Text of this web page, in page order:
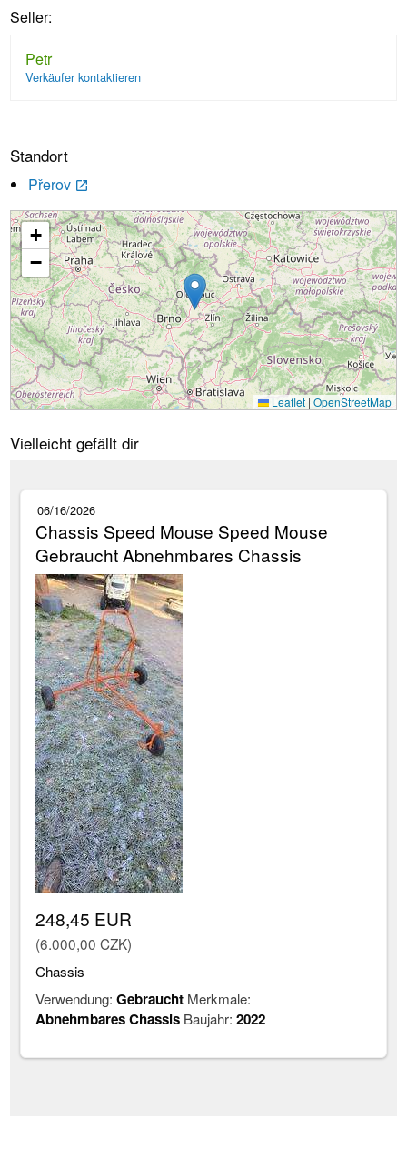
Seller:
Petr
Verkäufer kontaktieren
Standort
Přerov launch
Wird geladen...
+
−
Leaflet | OpenStreetMap
Vielleicht gefällt dir
06/16/2026
Chassis Speed Mouse Speed Mouse
Gebraucht Abnehmbares Chassis
248,45 EUR
(6.000,00 CZK)
Chassis
Verwendung:Gebraucht Merkmale:
Abnehmbares Chassis Baujahr:2022